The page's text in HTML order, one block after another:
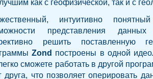
как с геофизической, так и с
интуитивно
представления
решить поставленную
Zond построены в одной
сможете работать в другой
друга, что позволяет оперировать